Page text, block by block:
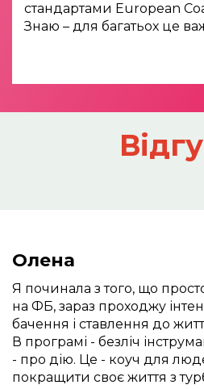
стандартами European
Знаю – для багатьох це
Олена
Я починала з того, що
на ФБ, зараз проходжу
бачення і ставлення до
В програмі - безліч
- про дію. Це - коуч для
покращити своє життя з